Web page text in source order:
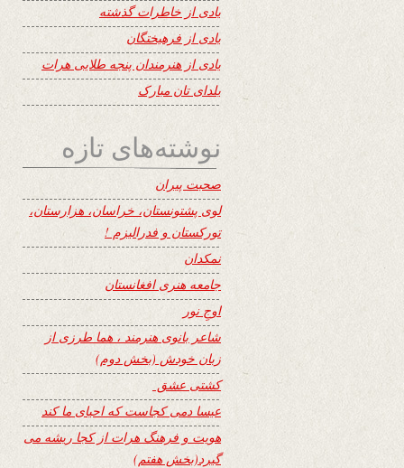
یادی از خاطرات گذشته
یادی از فرهیختگان
یادی از هنرمندان پنجه طلایی هرات
یلدای تان مبارک
نوشته‌های تازه
صحبت پیران
لوی پشتونستان، خراسان، هزارستان،
تورکستان و فدرالیزم !
نمکدان
جامعه هنری افغانستان
اوجِ نور
شاعر بانوی هنرمند ، هما طرزی از
زبان خودش (بخش دوم)
کشتی عشق
عیسا دمی کجاست که احیای ما کند
هویت و فرهنگ هرات از کجا ریشه می
گیرد(بخش هفتم)